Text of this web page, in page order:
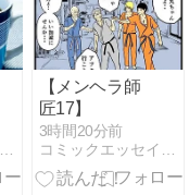
恋して 食べて 踊って 祈って 旅をして
【メンヘラ師
匠17】
3時間20分前
コミックエッセイ365